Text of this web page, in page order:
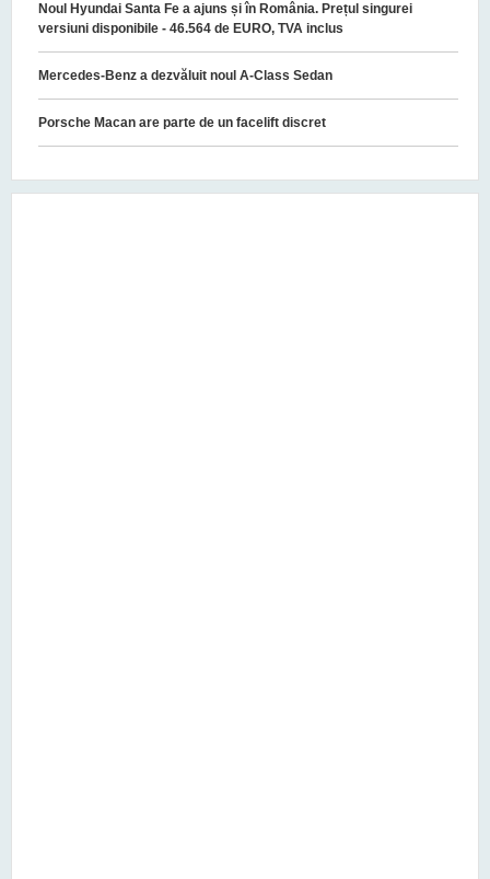
Noul Hyundai Santa Fe a ajuns și în România. Prețul singurei
versiuni disponibile - 46.564 de EURO, TVA inclus
Mercedes-Benz a dezvăluit noul A-Class Sedan
Porsche Macan are parte de un facelift discret